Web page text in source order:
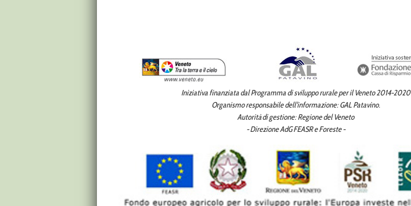
Iniziativa finanziata dal Programma di sviluppo rurale per il Veneto 2014-2020
Organismo responsabile dell'informazione: GAL Patavino.
Autorità di gestione: Regione del Veneto
- Direzione AdG FEASR e Foreste -